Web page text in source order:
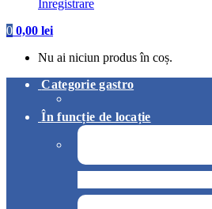
Înregistrare
0 0,00 lei
Nu ai niciun produs în coș.
Categorie gastro
În funcție de locație